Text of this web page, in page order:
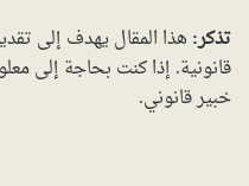
تذكر: هذا المقال يهدف إلى
قانونية. إذا كنت بحاجة إلى
خبير قانوني.